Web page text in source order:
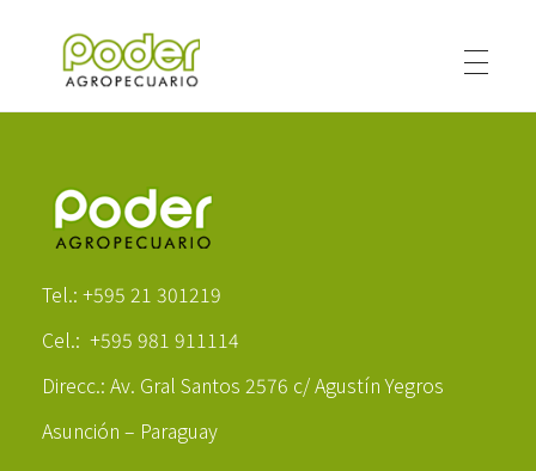
Tel.: +595 21 301219
Cel.: +595 981 911114
Direcc.: Av. Gral Santos 2576 c/ Agustín Yegros
Asunción – Paraguay